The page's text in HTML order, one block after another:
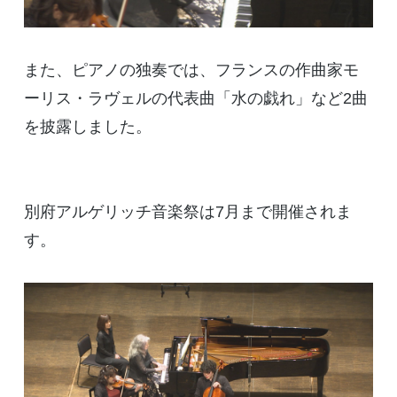
また、ピアノの独奏では、フランスの作曲家モ
ーリス・ラヴェルの代表曲「水の戯れ」など2曲
を披露しました。
別府アルゲリッチ音楽祭は7月まで開催されま
す。